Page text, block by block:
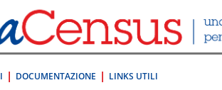
DOCUMENTAZIONE LINKS UTILI